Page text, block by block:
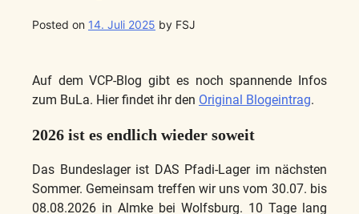
Posted on 14. Juli 2025 by FSJ
Auf dem VCP-Blog gibt es noch spannende Infos
zum BuLa. Hier findet ihr den Original Blogeintrag.
2026 ist es endlich wieder soweit
Das Bundeslager ist DAS Pfadi-Lager im nächsten
Sommer. Gemeinsam treffen wir uns vom 30.07. bis
08.08.2026 in Almke bei Wolfsburg. 10 Tage lang